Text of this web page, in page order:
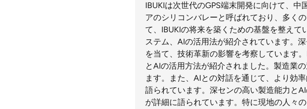
IBUKIは次世代のGPS端末開発に向けて、
アのシリコンバレーと呼ばれており、多く
て、IBUKIの将来を築くための基盤を整え
ステム、AIの活用法が紹介されています。
を当て、技術革新の影響を考察しています
とAIの活用方法が紹介されました。製造業
ます。また、AIとの対話を通じて、より効
語られています。深センの高い製造能力と
が詳細に語られています。特に現地の人々